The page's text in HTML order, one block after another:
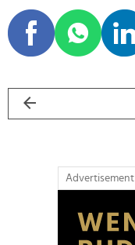
Advertisement